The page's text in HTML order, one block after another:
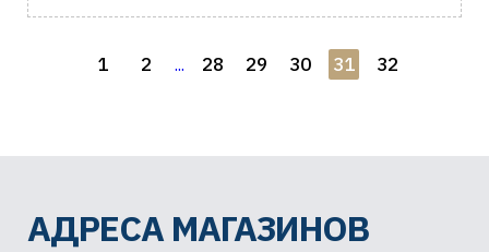
1 2 ... 28 29 30 31 32
АДРЕСА МАГАЗИНОВ